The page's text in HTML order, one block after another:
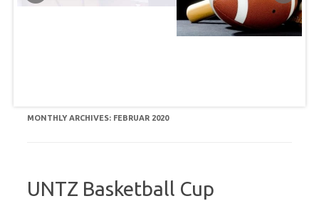
MONTHLY ARCHIVES: FEBRUAR 2020
UNTZ Basketball Cup